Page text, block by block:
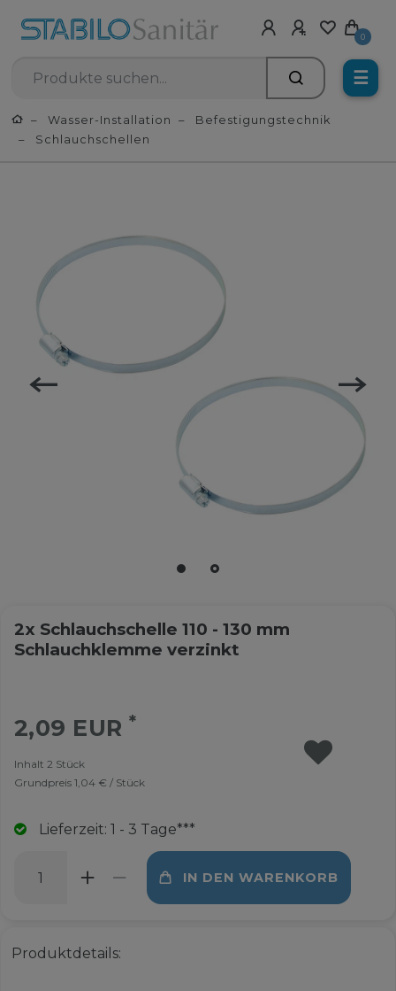
0
☰
Wasser-Installation
Befestigungstechnik
Schlauchschellen
2x Schlauchschelle 110 - 130 mm
Schlauchklemme verzinkt
2,09 EUR*
Inhalt 2 Stück
Grundpreis 1,04 € / Stück
Lieferzeit: 1 - 3 Tage***
IN DEN WARENKORB
Produktdetails: